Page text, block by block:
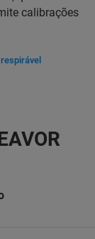
calibrações